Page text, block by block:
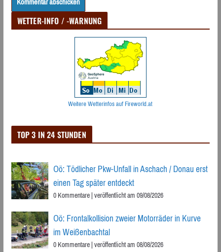
WETTER-INFO / -WARNUNG
Weitere Wetterinfos auf Fireworld.at
TOP 3 IN 24 STUNDEN
Oö: Tödlicher Pkw-Unfall in Aschach / Donau erst
einen Tag später entdeckt
0 Kommentare|veröffentlicht am 09/08/2026
Oö: Frontalkollision zweier Motorräder in Kurve
im Weißenbachtal
0 Kommentare|veröffentlicht am 08/08/2026